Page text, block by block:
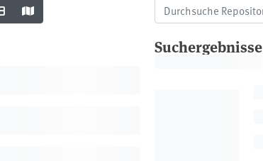
Als Karte anzeigen
Suchergebnisse